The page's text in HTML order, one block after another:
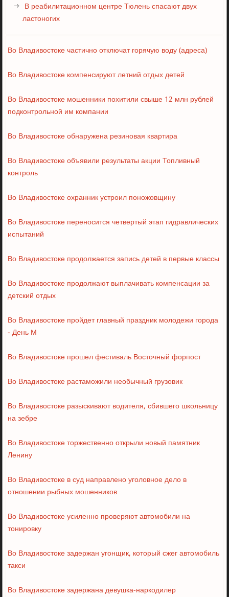
В реабилитационном центре Тюлень спасают двух
ластоногих
Во Владивостоке частично отключат горячую воду (адреса)
Во Владивостоке компенсируют летний отдых детей
Во Владивостоке мошенники похитили свыше 12 млн рублей
подконтрольной им компании
Во Владивостоке обнаружена резиновая квартира
Во Владивостоке объявили результаты акции Топливный
контроль
Во Владивостоке охранник устроил поножовщину
Во Владивостоке переносится четвертый этап гидравлических
испытаний
Во Владивостоке продолжается запись детей в первые классы
Во Владивостоке продолжают выплачивать компенсации за
детский отдых
Во Владивостоке пройдет главный праздник молодежи города
- День М
Во Владивостоке прошел фестиваль Восточный форпост
Во Владивостоке растаможили необычный грузовик
Во Владивостоке разыскивают водителя, сбившего школьницу
на зебре
Во Владивостоке торжественно открыли новый памятник
Ленину
Во Владивостоке в суд направлено уголовное дело в
отношении рыбных мошенников
Во Владивостоке усиленно проверяют автомобили на
тонировку
Во Владивостоке задержан угонщик, который сжег автомобиль
такси
Во Владивостоке задержана девушка-наркодилер